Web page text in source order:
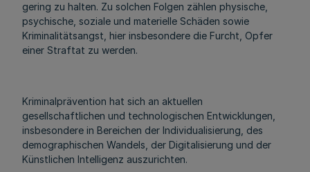
gering zu halten. Zu solchen Folgen zählen physische,
psychische, soziale und materielle Schäden sowie
Kriminalitätsangst, hier insbesondere die Furcht, Opfer
einer Straftat zu werden.
Kriminalprävention hat sich an aktuellen
gesellschaftlichen und technologischen Entwicklungen,
insbesondere in Bereichen der Individualisierung, des
demographischen Wandels, der Digitalisierung und der
Künstlichen Intelligenz auszurichten.